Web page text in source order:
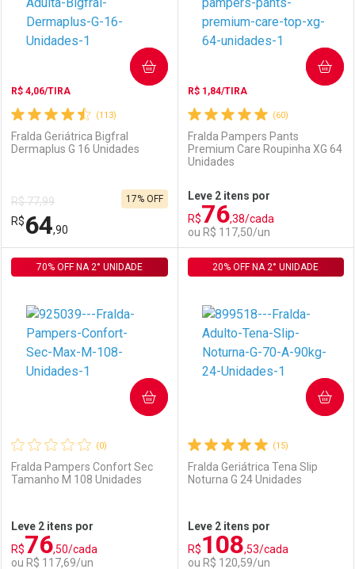
Comprar sem Desconto
Por R$ 79,99/cada
Comprar sem Desconto
Por R$ 79,99/cada
Comprar sem Desconto
Por R$ 64,99/cada
Comprar sem Desconto
Por R$ 64,99/cada
(113)
R$ 4,06/TIRA
Fralda Geriátrica Bigfral
Dermaplus G 16 Unidades
R$ 77,99
R$64,90
17% OFF
COMPRAR
FECHAR
Laboratório
Comprar sem Desconto
Por R$ 64,90/cada
FECHAR
Por Menos
Comprar sem Desconto
Por R$ 64,90/cada
(60)
R$ 1,84/TIRA
Fralda Pampers Pants
Premium Care Roupinha XG 64
Unidades
Leve 2 itens por
R$76,38/cada
ou R$ 117,50/un
COMPRAR
Laboratório
Comprar sem Desconto
Por R$ 117,50/cada
Por Menos
Comprar sem Desconto
Por R$ 117,50/cada
(0)
Fralda Pampers Confort Sec
Tamanho M 108 Unidades
70% OFF NA 2° UNIDADE
Leve 2 itens por
R$76,50/cada
ou R$ 117,69/un
COMPRAR
(15)
Fralda Geriátrica Tena Slip
Noturna G 24 Unidades
20% OFF NA 2° UNIDADE
Leve 2 itens por
R$108,53/cada
ou R$ 120,59/un
COMPRAR